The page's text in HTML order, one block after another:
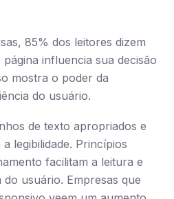
85% dos leitores dizem
influencia sua decisão
mostra o poder da
do usuário.
de texto apropriados e
legibilidade. Princípios
facilitam a leitura e
usuário. Empresas que